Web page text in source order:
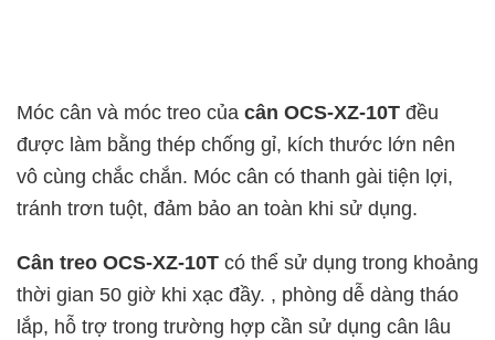
Móc cân và móc treo của cân OCS-XZ-10T đều
được làm bằng thép chống gỉ, kích thước lớn nên
vô cùng chắc chắn. Móc cân có thanh gài tiện lợi,
tránh trơn tuột, đảm bảo an toàn khi sử dụng.
Cân treo OCS-XZ-10T có thể sử dụng trong khoảng
thời gian 50 giờ khi xạc đầy. , phòng dễ dàng tháo
lắp, hỗ trợ trong trường hợp cần sử dụng cân lâu